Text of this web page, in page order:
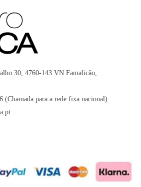
30, 4760-143 VN Famalicão,
(Chamada para a rede fixa nacional)